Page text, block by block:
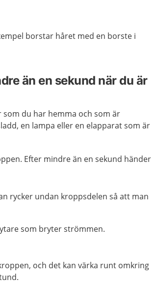
borstar håret med en borste i
än en sekund när du är
du har hemma och som är
en lampa eller en elapparat som är
Efter mindre än en sekund händer
rycker undan kroppsdelen så att man
som bryter strömmen.
och det kan värka runt omkring